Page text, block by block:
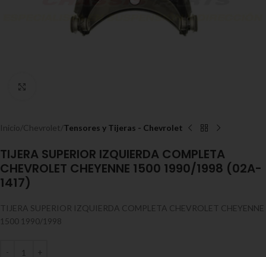
Inicio Chevrolet Tensores y Tijeras - Chevrolet
TIJERA SUPERIOR IZQUIERDA COMPLETA
CHEVROLET CHEYENNE 1500 1990/1998 (02A-
1417)
TIJERA SUPERIOR IZQUIERDA COMPLETA CHEVROLET CHEYENNE
1500 1990/1998